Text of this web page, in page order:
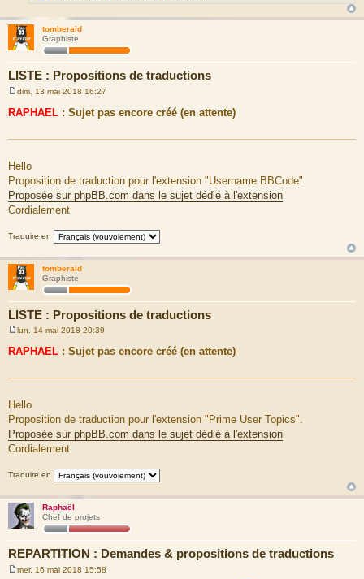
tomberaid
Graphiste
LISTE : Propositions de traductions
e
s
a
dim. 13 mai 2018 16:27
RAPHAEL : Sujet pas encore créé (en attente)
Hello
Proposition de traduction pour l'extension "Username BBCode".
Proposée sur phpBB.com dans le sujet dédié à l'extension
Cordialement
Traduire en
tomberaid
Graphiste
LISTE : Propositions de traductions
e
s
a
lun. 14 mai 2018 20:39
RAPHAEL : Sujet pas encore créé (en attente)
Hello
Proposition de traduction pour l'extension "Prime User Topics".
Proposée sur phpBB.com dans le sujet dédié à l'extension
Cordialement
Traduire en
Raphaël
Chef de projets
REPARTITION : Demandes & propositions de traductions
mer. 16 mai 2018 15:58